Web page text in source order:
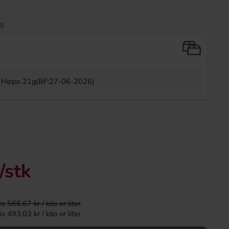
Hippo 21g(BF:27-06-2026)
/stk
566.67 kr / kilo or liter
493.03 kr / kilo or liter